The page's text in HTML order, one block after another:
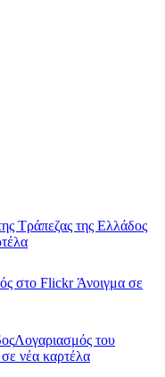
Τράπεζας της Ελλάδος
στο FlickrΆνοιγμα σε
Λογαριασμός του
νέα καρτέλα